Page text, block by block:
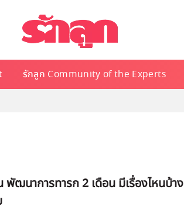
รักลูก Community of the Experts
ฒนาการทารก 2 เดือน มีเรื่องไหนบ้าง